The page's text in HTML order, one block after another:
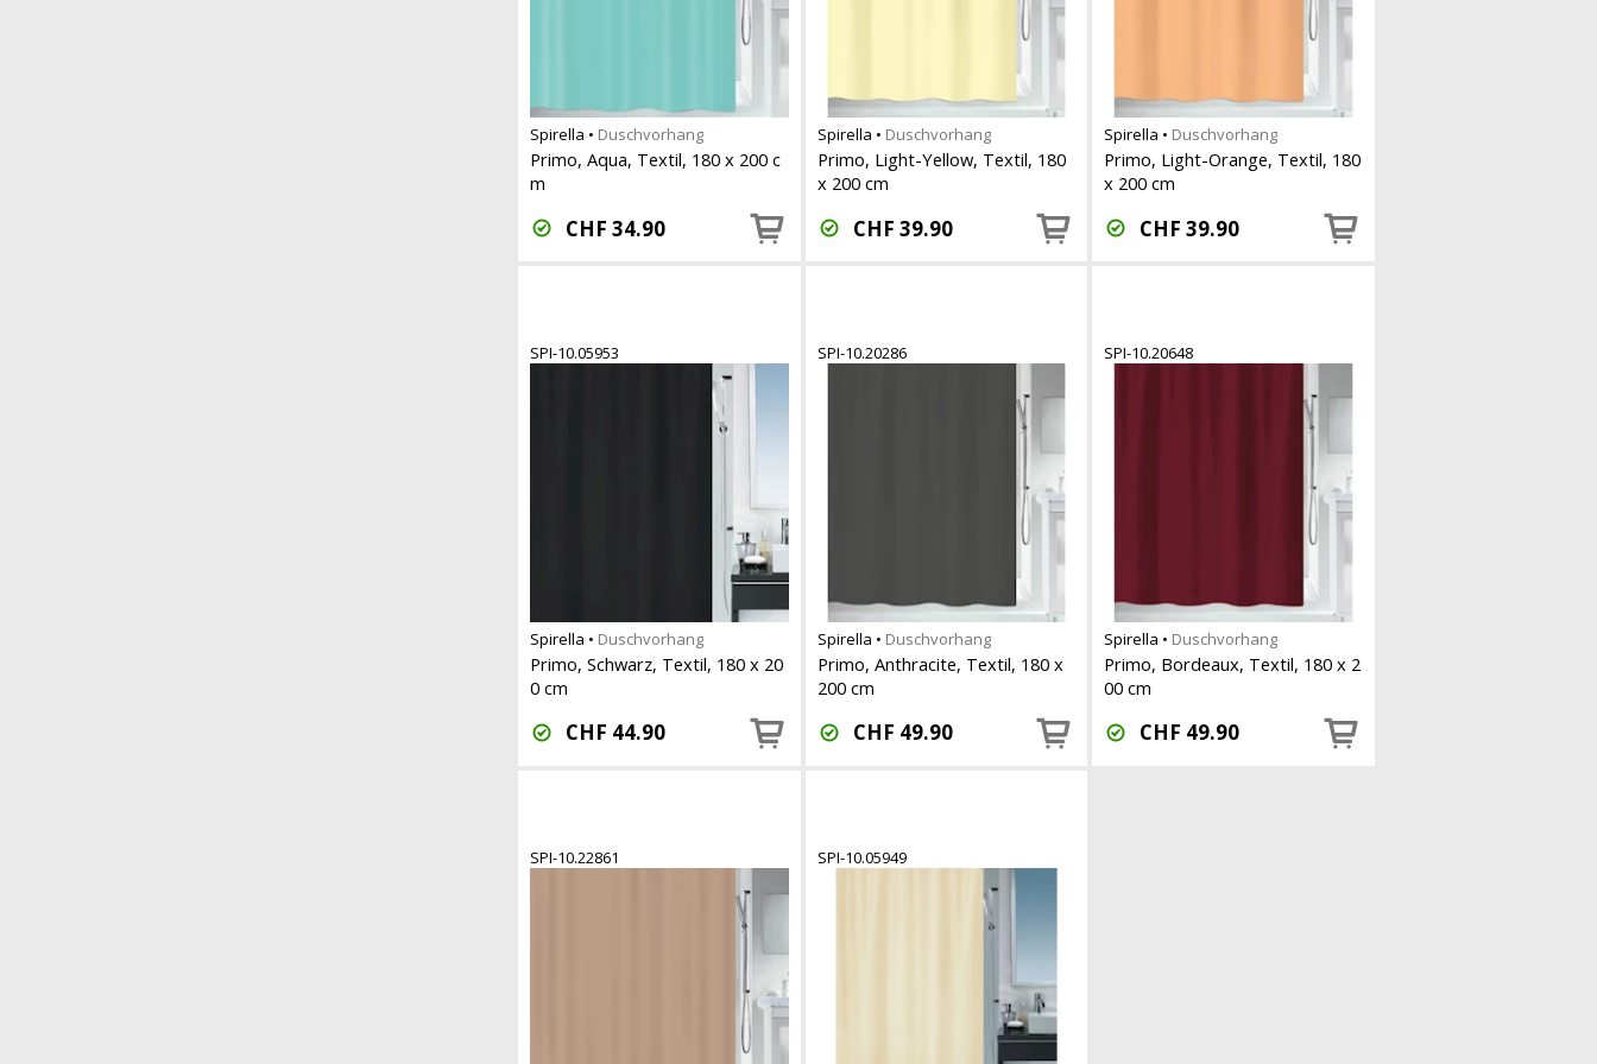
Spirella • Duschvorhang
Primo, Aqua, Textil, 180 x 200 c
m
CHF 34.90
Spirella • Duschvorhang
Primo, Light-Yellow, Textil, 180
x 200 cm
CHF 39.90
Spirella • Duschvorhang
Primo, Light-Orange, Textil, 180
x 200 cm
CHF 39.90
SPI-10.05953
Spirella • Duschvorhang
Primo, Schwarz, Textil, 180 x 20
0 cm
CHF 44.90
SPI-10.20286
Spirella • Duschvorhang
Primo, Anthracite, Textil, 180 x
200 cm
CHF 49.90
SPI-10.20648
Spirella • Duschvorhang
Primo, Bordeaux, Textil, 180 x 2
00 cm
CHF 49.90
SPI-10.22861 SPI-10.05949